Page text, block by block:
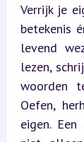
Verrijk je
betekenis
levend
lezen,
woorden
Oefen,
eigen.